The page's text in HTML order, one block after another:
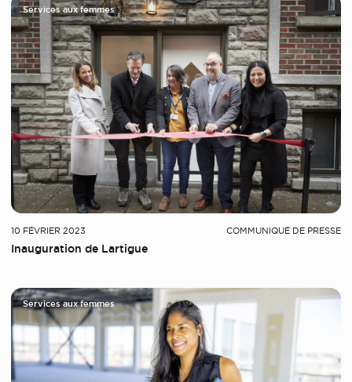
Services aux femmes
10 FÉVRIER 2023 COMMUNIQUÉ DE PRESSE
Inauguration de Lartigue
Services aux femmes